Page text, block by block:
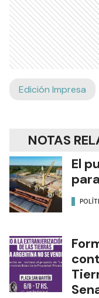
Edición Impresa
NOTAS
El